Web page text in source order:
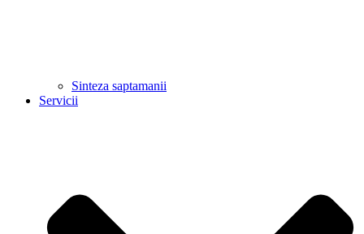
Sinteza saptamanii
Servicii